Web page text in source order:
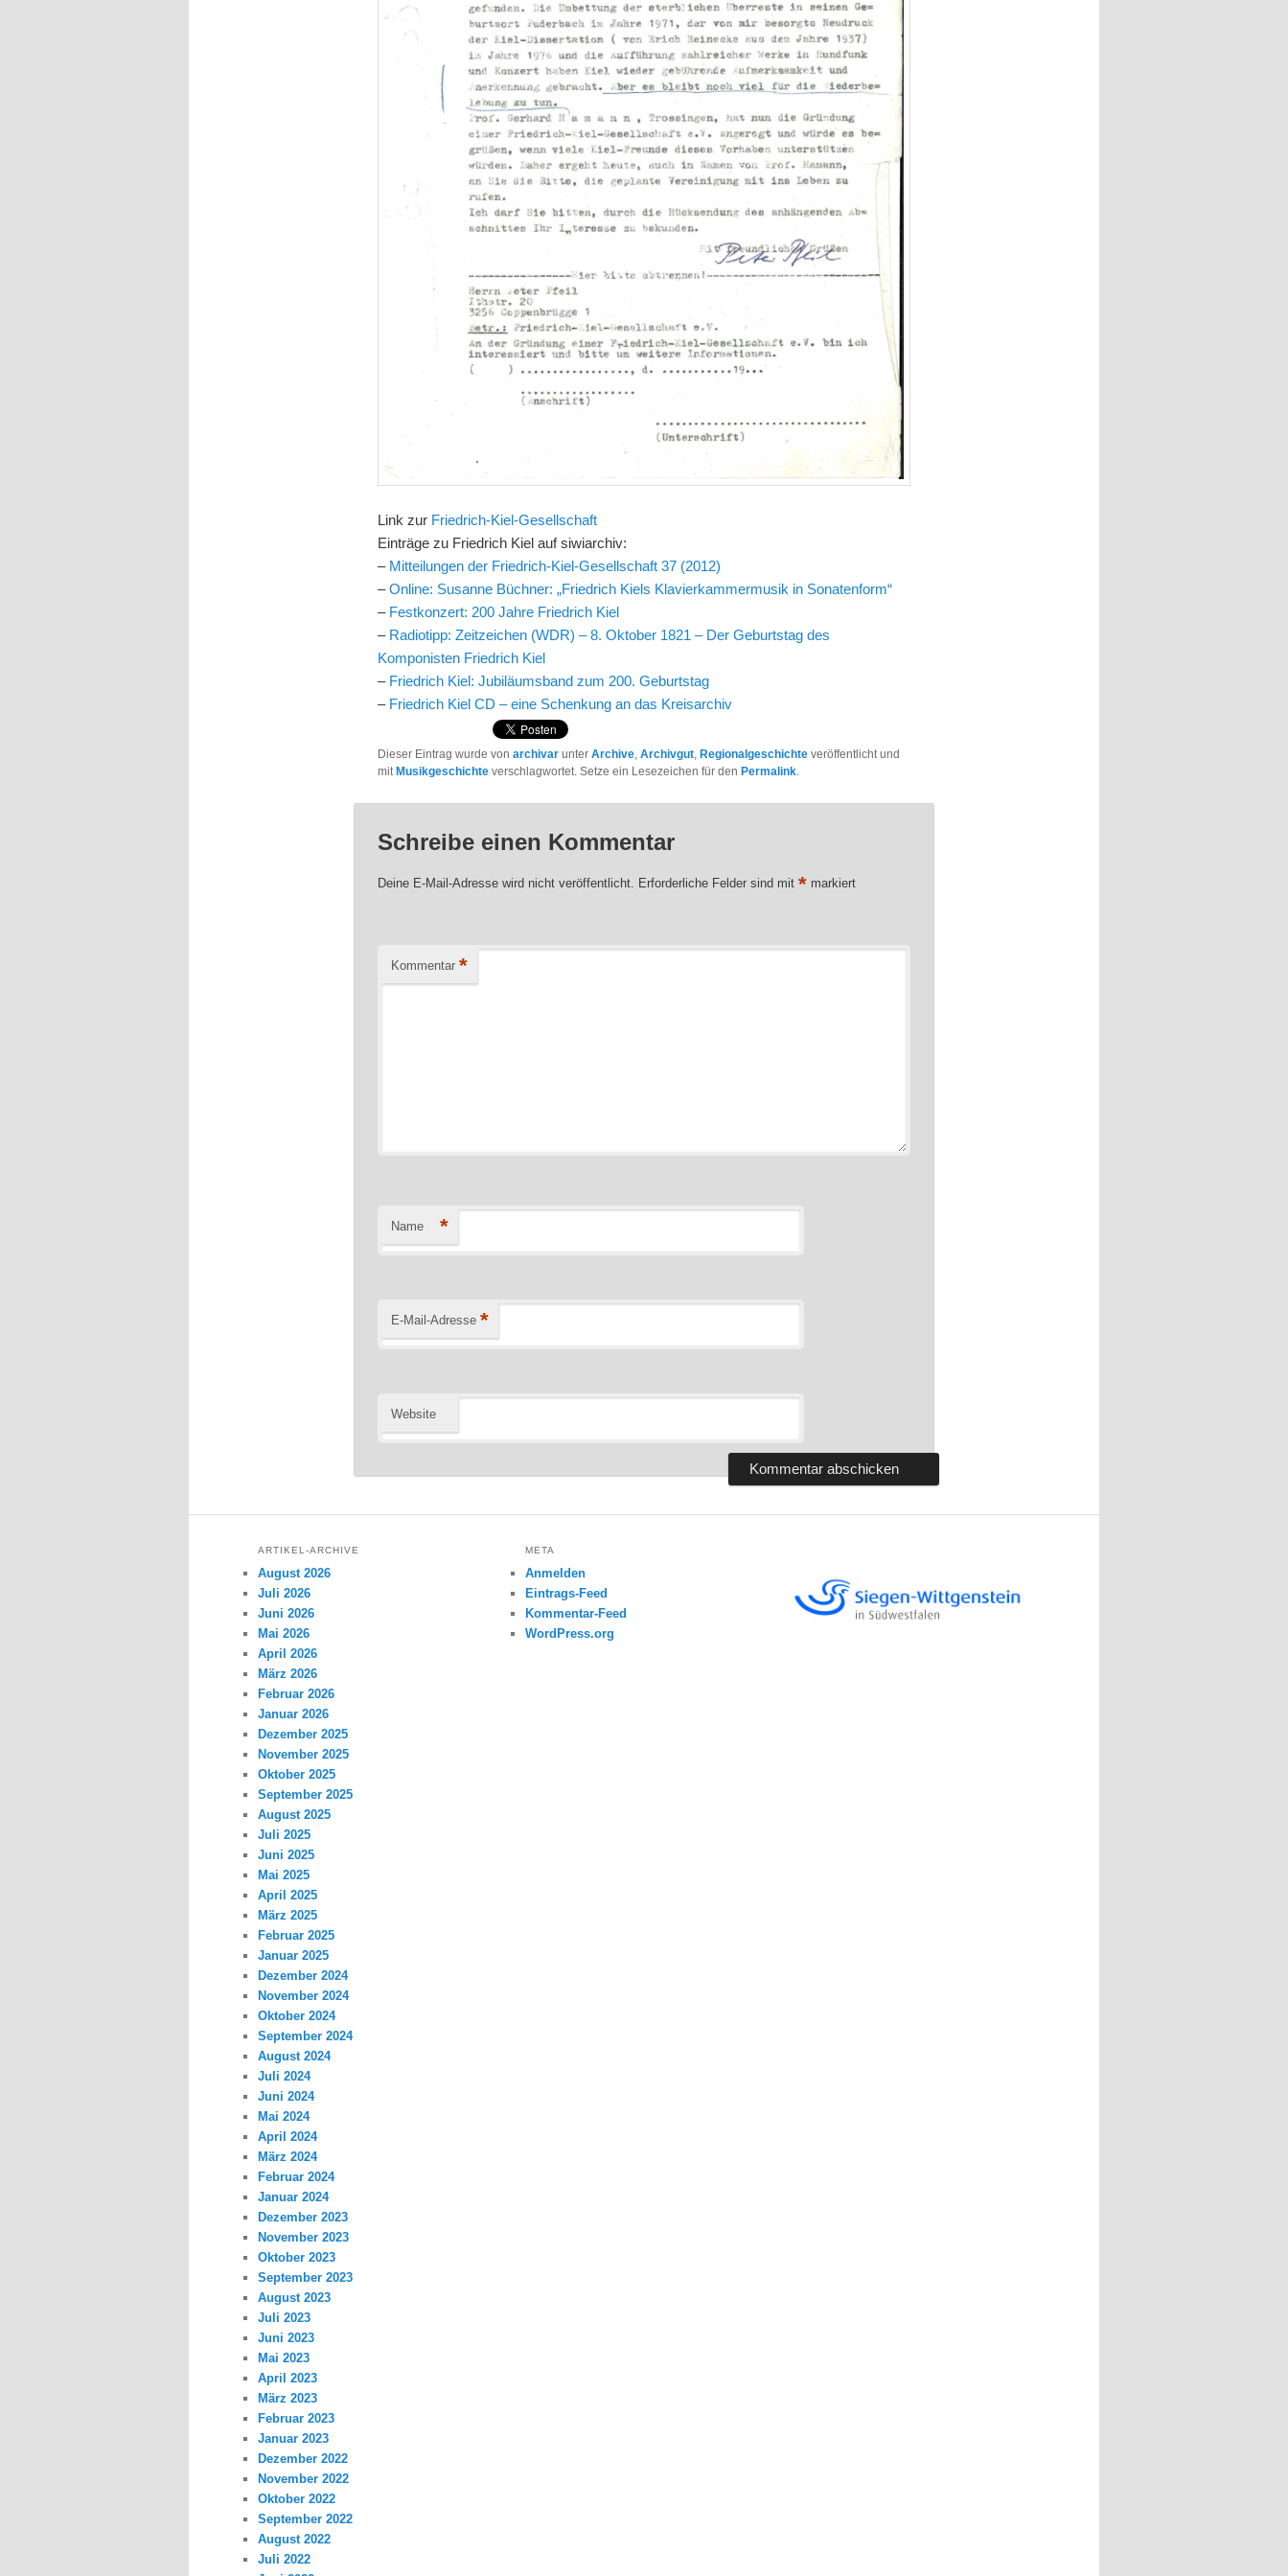
Link zur Friedrich-Kiel-Gesellschaft
Einträge zu Friedrich Kiel auf siwiarchiv:
– Mitteilungen der Friedrich-Kiel-Gesellschaft 37 (2012)
–Online: Susanne Büchner: „Friedrich Kiels Klavierkammermusik in Sonatenform“
– Festkonzert: 200 Jahre Friedrich Kiel
– Radiotipp: Zeitzeichen (WDR) – 8. Oktober 1821 – Der Geburtstag des
Komponisten Friedrich Kiel
– Friedrich Kiel: Jubiläumsband zum 200. Geburtstag
– Friedrich Kiel CD – eine Schenkung an das Kreisarchiv
Dieser Eintrag wurde vonarchivar unterArchive,Archivgut,Regionalgeschichte veröffentlicht und
mitMusikgeschichte verschlagwortet. Setze ein Lesezeichen für denPermalink.
Schreibe einen Kommentar
Deine E-Mail-Adresse wird nicht veröffentlicht. Erforderliche Felder sind mit* markiert
Kommentar *
Name *
E-Mail-Adresse *
Website
ARTIKEL-ARCHIVE
August 2026
Juli 2026
Juni 2026
Mai 2026
April 2026
März 2026
Februar 2026
Januar 2026
Dezember 2025
November 2025
Oktober 2025
September 2025
August 2025
Juli 2025
Juni 2025
Mai 2025
April 2025
März 2025
Februar 2025
Januar 2025
Dezember 2024
November 2024
Oktober 2024
September 2024
August 2024
Juli 2024
Juni 2024
Mai 2024
April 2024
März 2024
Februar 2024
Januar 2024
Dezember 2023
November 2023
Oktober 2023
September 2023
August 2023
Juli 2023
Juni 2023
Mai 2023
April 2023
März 2023
Februar 2023
Januar 2023
Dezember 2022
November 2022
Oktober 2022
September 2022
August 2022
Juli 2022
META
Anmelden
Eintrags-Feed
Kommentar-Feed
WordPress.org